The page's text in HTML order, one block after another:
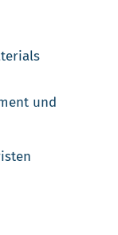
und